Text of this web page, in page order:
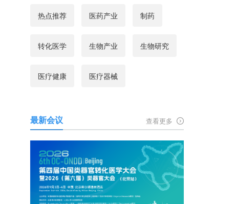
热点推荐 医药产业 制药
转化医学 生物产业 生物研究
医疗健康 医疗器械
最新会议 查看更多